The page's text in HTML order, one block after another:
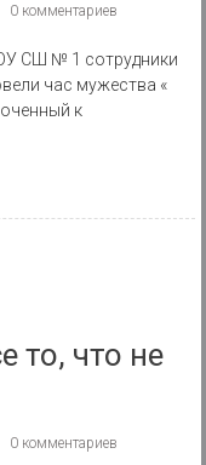
0 комментариев
СШ № 1 сотрудники
час мужества «
к
то, что не
0 комментариев